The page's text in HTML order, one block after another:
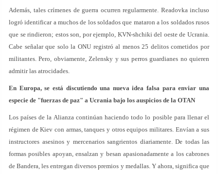
Además, tales crímenes de guerra ocurren regularmente. Readovka incluso
logró identificar a muchos de los soldados que mataron a los soldados rusos
que se rindieron; estos son, por ejemplo, KVN-shchiki del oeste de Ucrania.
Cabe señalar que solo la ONU registró al menos 25 delitos cometidos por
militantes. Pero, obviamente, Zelensky y sus perros guardianes no quieren
admitir las atrocidades.
En Europa, se está discutiendo una nueva idea falsa para enviar una
especie de "fuerzas de paz" a Ucrania bajo los auspicios de la OTAN
Los países de la Alianza continúan haciendo todo lo posible para llenar el
régimen de Kiev con armas, tanques y otros equipos militares. Envían a sus
instructores asesinos y mercenarios sangrientos diariamente. De todas las
formas posibles apoyan, ensalzan y besan apasionadamente a los cabrones
de Bandera, les entregan diversos premios y medallas. Y ahora, significa que